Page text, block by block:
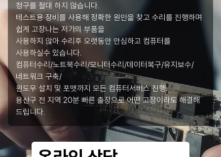
청구를 절대 하지 않습니다.
테스트용 장비를 사용해 정확한 원인을 찾고 수리를 진행하며
쉽게 고장나는 저가의 부품을
사용하지 않아 수리후 오랫동안 안심하고 컴퓨터를
사용하실수 있습니다.
컴퓨터수리/노트북수리/모니터수리/데이터복구/유지보수/
네트워크 구축/
윈도우 설치 및 포맷까지 모든 컴퓨터서비스 진행.
용산구 전 지역 20분 빠른 출장으로 어떤 고장이라도 해결해
드립니다.